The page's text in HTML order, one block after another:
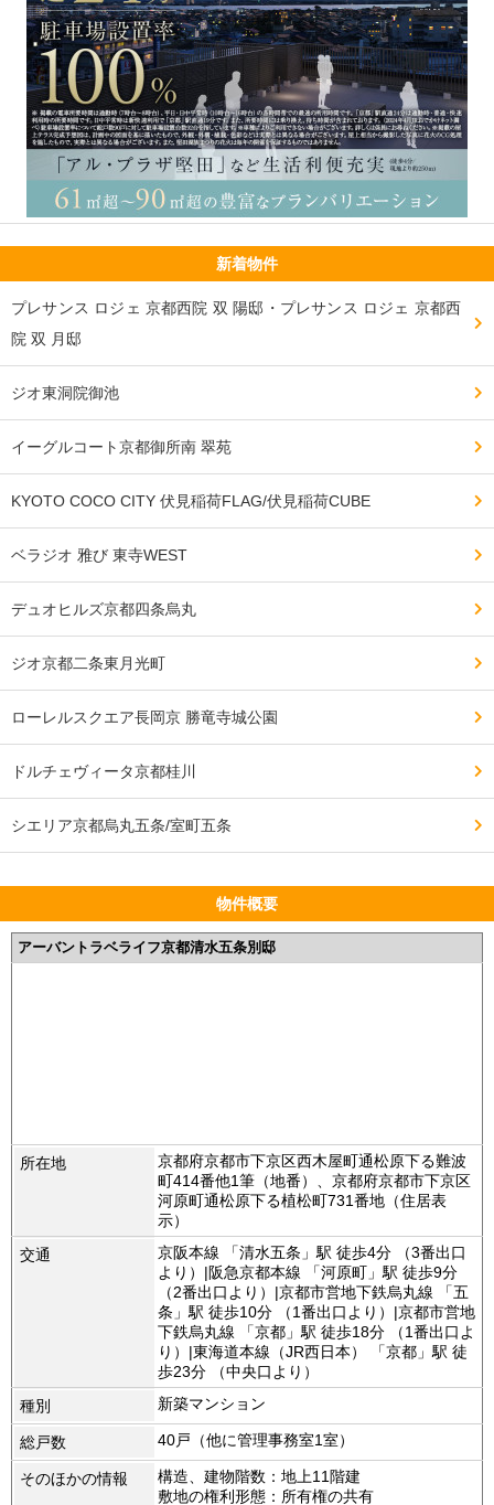
新着物件
プレサンス ロジェ 京都西院 双 陽邸・プレサンス ロジェ 京都西
院 双 月邸
ジオ東洞院御池
イーグルコート京都御所南 翠苑
KYOTO COCO CITY 伏見稲荷FLAG/伏見稲荷CUBE
ベラジオ 雅び 東寺WEST
デュオヒルズ京都四条烏丸
ジオ京都二条東月光町
ローレルスクエア長岡京 勝竜寺城公園
ドルチェヴィータ京都桂川
シエリア京都烏丸五条/室町五条
物件概要
アーバントラベライフ京都清水五条別邸
所在地
京都府京都市下京区西木屋町通松原下る難波
町414番他1筆（地番）、京都府京都市下京区
河原町通松原下る植松町731番地（住居表
示）
交通
京阪本線 「清水五条」駅 徒歩4分 （3番出口
より）|阪急京都本線 「河原町」駅 徒歩9分
（2番出口より）|京都市営地下鉄烏丸線 「五
条」駅 徒歩10分 （1番出口より）|京都市営地
下鉄烏丸線 「京都」駅 徒歩18分 （1番出口よ
り）|東海道本線（JR西日本） 「京都」駅 徒
歩23分 （中央口より）
種別
新築マンション
総戸数 40戸（他に管理事務室1室）
そのほかの情報
構造、建物階数：地上11階建
敷地の権利形態：所有権の共有